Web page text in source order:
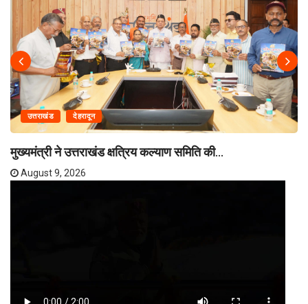
उत्तराखंड देहरादून
मुख्यमंत्री ने उत्तराखंड क्षत्रिय कल्याण समिति की...
August 9, 2026